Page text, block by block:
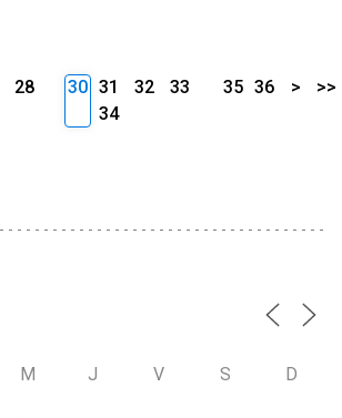
28
30 31 32
33
34
35 36 > >>
M J V S D